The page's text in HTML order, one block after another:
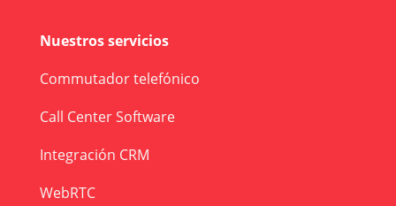
Nuestros servicios
Commutador telefónico
Call Center Software
Integración CRM
WebRTC